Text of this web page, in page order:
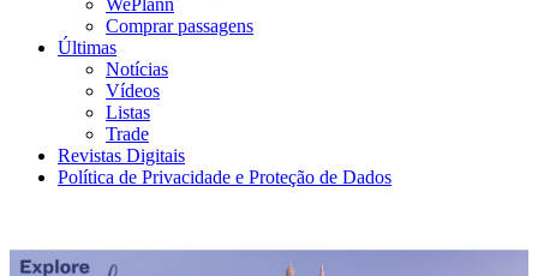
WePlann
Comprar passagens
Últimas
Notícias
Vídeos
Listas
Trade
Revistas Digitais
Política de Privacidade e Proteção de Dados